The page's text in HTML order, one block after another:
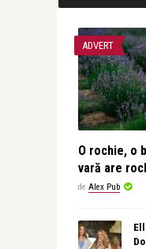
ADVERT
O rochie, o
vară are
de Alex Pub